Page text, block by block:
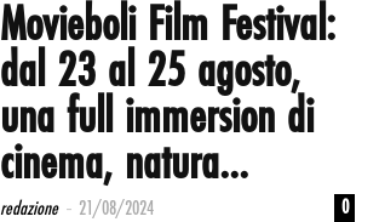
Movieboli Film Festival:
dal 23 al 25 agosto,
una full immersion di
cinema, natura...
redazione - 21/08/2024 0